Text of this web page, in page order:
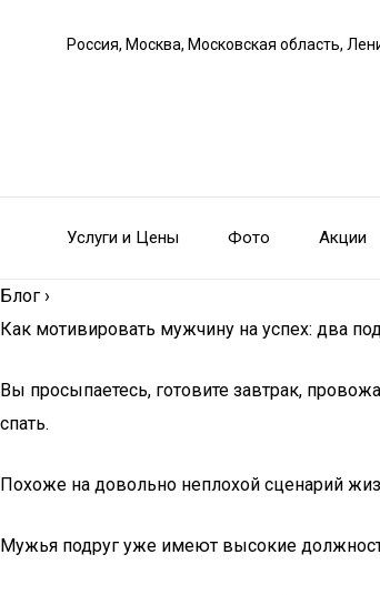
Россия, Москва, Московская область,
Услуги и Цены Фото Акции
Блог ›
Как мотивировать мужчину на успех: два
Вы просыпаетесь, готовите завтрак,
спать.
Похоже на довольно неплохой сценарий
Мужья подруг уже имеют высокие